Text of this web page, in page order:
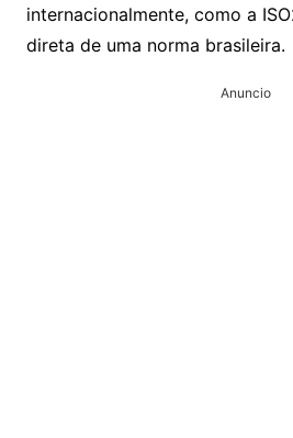
internacionalmente, como a
direta de uma norma brasileira.
Anuncio